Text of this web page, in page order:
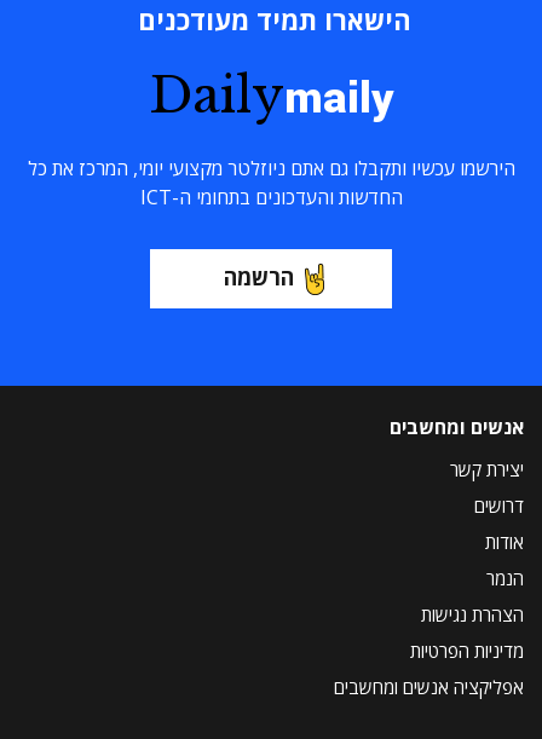
הישארו תמיד מעודכנים
Dailymaily
הירשמו עכשיו ותקבלו גם אתם ניוזלטר מקצועי יומי, המרכז את כל
החדשות והעדכונים בתחומי ה-ICT
הרשמה
אנשים ומחשבים
יצירת קשר
דרושים
אודות
הנמר
הצהרת נגישות
מדיניות הפרטיות
אפליקציה אנשים ומחשבים